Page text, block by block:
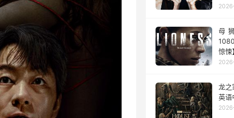
母
惊悚
龙之
英语